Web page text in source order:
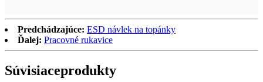
Predchádzajúce: ESD návlek na topánky
Ďalej: Pracovné rukavice
Súvisiaceprodukty